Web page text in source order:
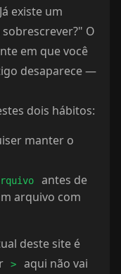
existe um
O
em que você
desaparece —
dois hábitos:
manter o
antes de
arquivo com
deste site é
>
aqui não vai